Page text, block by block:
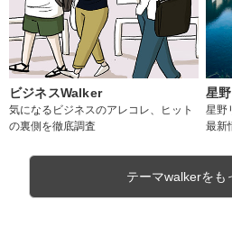
ビジネスWalker
気になるビジネスのアレコレ、ヒット
の裏側を徹底調査
星
星野
最新
テーマwalkerをも